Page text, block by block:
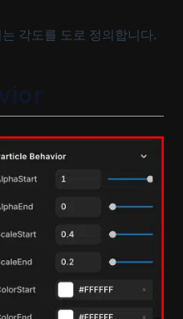
각도를 도로 정의합니다.